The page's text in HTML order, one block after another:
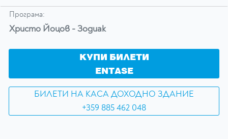
Програма:
Христо Йоцов - Зодиак
КУПИ БИЛЕТИ
ENTASE
БИЛЕТИ НА КАСА ДОХОДНО ЗДАНИЕ
+359 885 462 048